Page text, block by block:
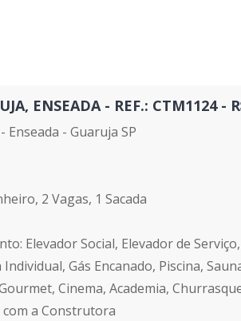
ENSEADA - REF.: CTM1124 -
Enseada - Guaruja SP
2 Vagas, 1 Sacada
Elevador Social, Elevador de
Gás Encanado, Piscina,
Cinema, Academia,
a Construtora